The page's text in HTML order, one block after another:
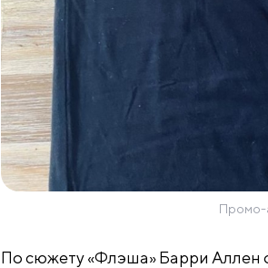
Промо-
По сюжету «Флэша» Барри Аллен